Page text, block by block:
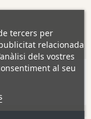
tercers per
relacionada
dels vostres
al seu